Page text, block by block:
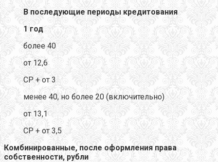
В последующие периоды кредитования
1 год
более 40
от 12,6
CР + от 3
менее 40, но более 20 (включительно)
от 13,1
CР + от 3,5
Комбинированные, после оформления права
собственности, рубли